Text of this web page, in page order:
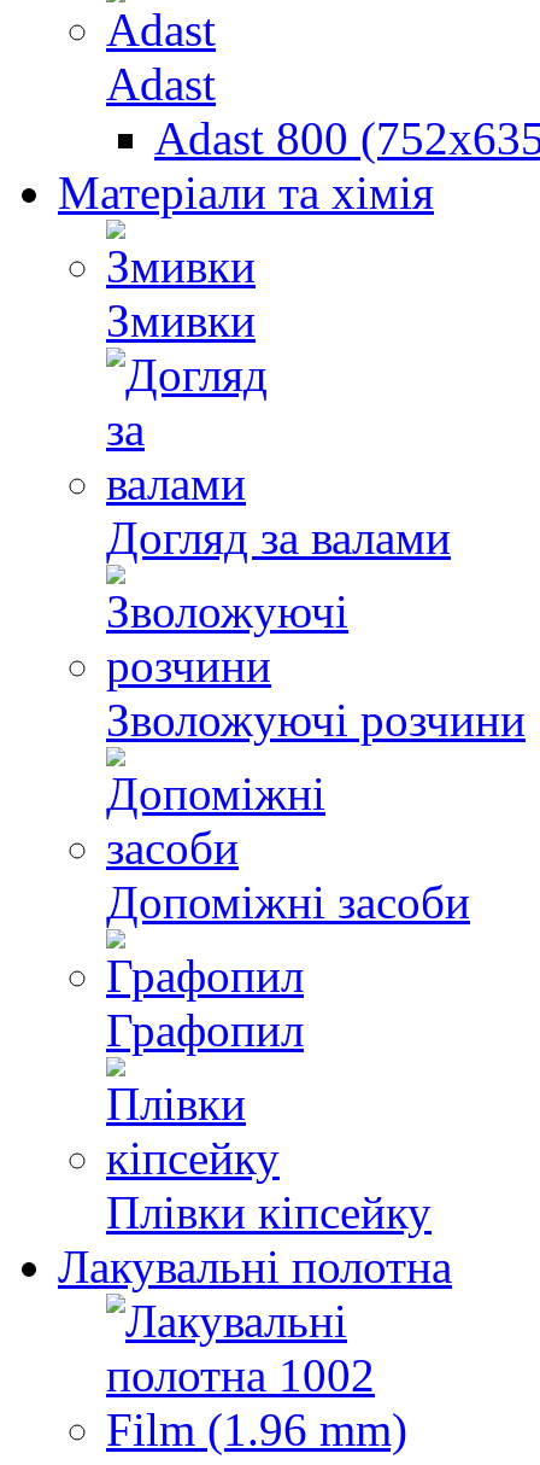
Adast
Adast 800
Матеріали та хімія
Змивки
Догляд за валами
Зволожуючі розчини
Допоміжні засоби
Графопил
Плівки кіпсейку
Лакувальні полотна